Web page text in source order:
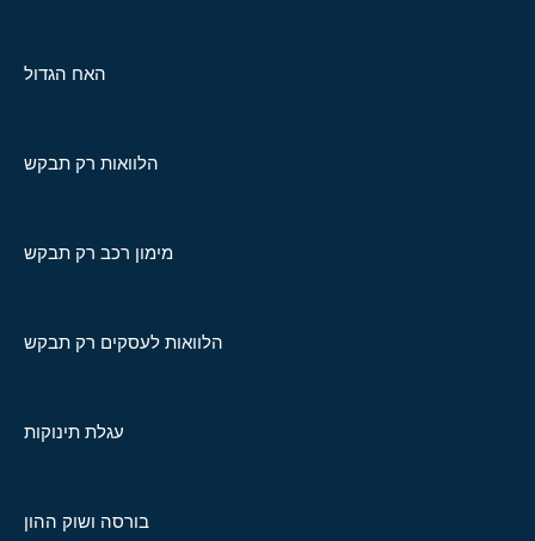
האח הגדול
הלוואות רק תבקש
מימון רכב רק תבקש
הלוואות לעסקים רק תבקש
עגלת תינוקות
בורסה ושוק ההון